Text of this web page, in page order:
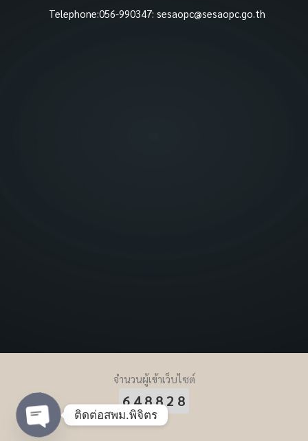
Telephone:056-990347: sesaopc@sesaopc.go.th
จำนวนผู้เข้าเว็บไซต์
648828
ติดต่อสพม.พิจิตร
Open chaty